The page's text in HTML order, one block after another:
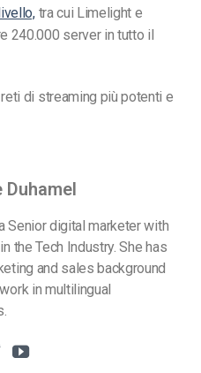
tra cui Limelight e
240.000 server in tutto il
di streaming più potenti e
Duhamel
Senior digital marketer with
the Tech Industry. She has
and sales background
in multilingual